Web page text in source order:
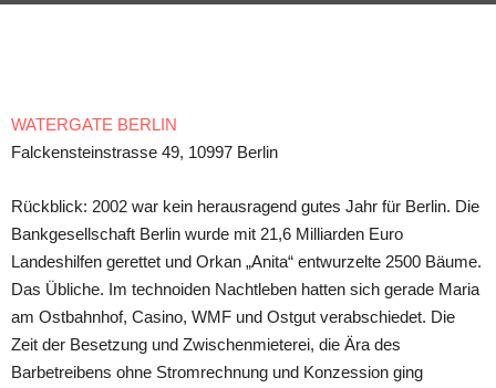
WATERGATE BERLIN
Falckensteinstrasse 49, 10997 Berlin
Rückblick: 2002 war kein herausragend gutes Jahr für Berlin. Die
Bankgesellschaft Berlin wurde mit 21,6 Milliarden Euro
Landeshilfen gerettet und Orkan „Anita“ entwurzelte 2500 Bäume.
Das Übliche. Im technoiden Nachtleben hatten sich gerade Maria
am Ostbahnhof, Casino, WMF und Ostgut verabschiedet. Die
Zeit der Besetzung und Zwischenmieterei, die Ära des
Barbetreibens ohne Stromrechnung und Konzession ging